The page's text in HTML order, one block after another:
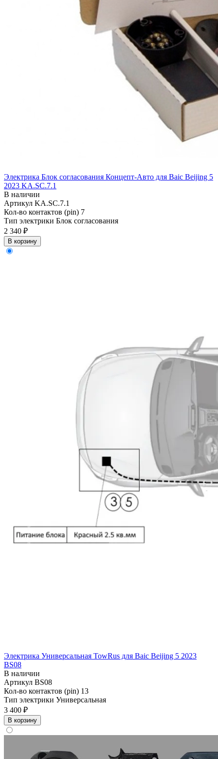
Электрика Блок согласования Концепт-Авто для Baic Beijing 5
2023 KA.SC.7.1
В наличии
Артикул KA.SC.7.1
Кол-во контактов (pin) 7
Тип электрики Блок согласования
2 340 ₽
В корзину
Электрика Универсальная TowRus для Baic Beijing 5 2023
BS08
В наличии
Артикул BS08
Кол-во контактов (pin) 13
Тип электрики Универсальная
3 400 ₽
В корзину